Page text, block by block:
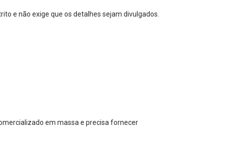
e não exige que os detalhes sejam divulgados.
em massa e precisa fornecer